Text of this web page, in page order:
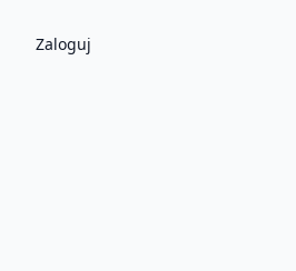
Zaloguj